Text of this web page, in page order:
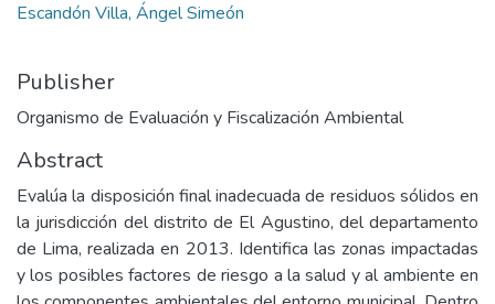
Escandón Villa, Ángel Simeón
Publisher
Organismo de Evaluación y Fiscalización Ambiental
Abstract
Evalúa la disposición final inadecuada de residuos sólidos en
la jurisdicción del distrito de El Agustino, del departamento
de Lima, realizada en 2013. Identifica las zonas impactadas
y los posibles factores de riesgo a la salud y al ambiente en